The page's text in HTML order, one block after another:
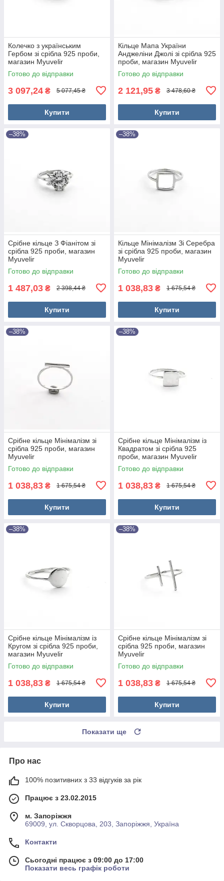
Колечко з українським
Гербом зі срібла 925 проби,
магазин Myuvelir
Готово до відправки
3 097,24 ₴ 5 077,45 ₴
Купити
Кільце Мапа України
Анджеліни Джолі зі срібла 925
проби, магазин Myuvelir
Готово до відправки
2 121,95 ₴ 3 478,60 ₴
Купити
–38%
Срібне кільце З Фіанітом зі
срібла 925 проби, магазин
Myuvelir
Готово до відправки
1 487,03 ₴ 2 398,44 ₴
Купити
–38%
Кільце Мінімалізм Зі Серебра
зі срібла 925 проби, магазин
Myuvelir
Готово до відправки
1 038,83 ₴ 1 675,54 ₴
Купити
–38%
Срібне кільце Мінімалізм зі
срібла 925 проби, магазин
Myuvelir
Готово до відправки
1 038,83 ₴ 1 675,54 ₴
Купити
–38%
Срібне кільце Мінімалізм із
Квадратом зі срібла 925
проби, магазин Myuvelir
Готово до відправки
1 038,83 ₴ 1 675,54 ₴
Купити
–38%
Срібне кільце Мінімалізм із
Кругом зі срібла 925 проби,
магазин Myuvelir
Готово до відправки
1 038,83 ₴ 1 675,54 ₴
Купити
–38%
Срібне кільце Мінімалізм зі
срібла 925 проби, магазин
Myuvelir
Готово до відправки
1 038,83 ₴ 1 675,54 ₴
Купити
Показати ще
Про нас
100% позитивних з 33 відгуків за рік
Працює з 23.02.2015
м. Запоріжжя
69009, ул. Скворцова, 203, Запоріжжя, Україна
Контакти
Сьогодні працює з 09:00 до 17:00
Показати весь графік роботи